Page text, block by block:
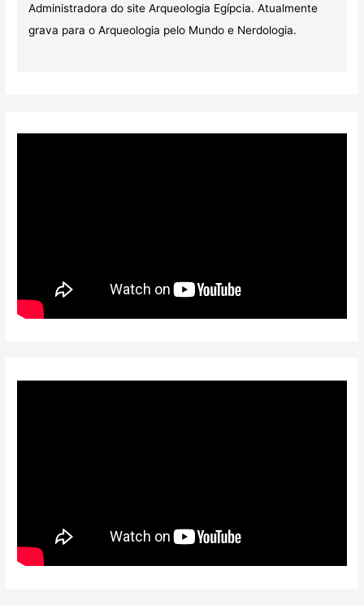
Administradora do site Arqueologia Egípcia. Atualmente
grava para o Arqueologia pelo Mundo e Nerdologia.